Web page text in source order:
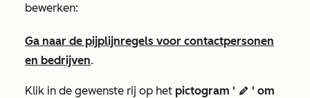
bewerken:
Ga naar de pijplijnregels voor contactpersonen
en bedrijven.
Klik in de gewenste rij op het pictogram ' edit ' om